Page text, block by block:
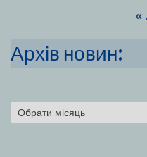
«
Архів новин:
Архіви